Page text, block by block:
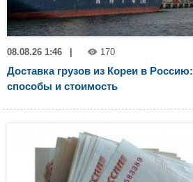
08.08.26 1:46 170
Доставка грузов из Кореи в Россию:
способы и стоимость